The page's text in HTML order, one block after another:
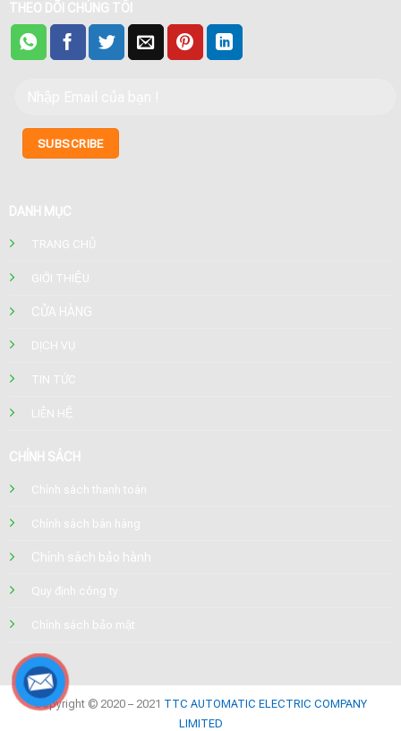
THEO DÕI CHÚNG TÔI
DANH MỤC
TRANG CHỦ
GIỚI THIỆU
CỬA HÀNG
DỊCH VỤ
TIN TỨC
LIÊN HỆ
CHÍNH SÁCH
Chính sách thanh toán
Chính sách bán hàng
Chính sách bảo hành
Quy định công ty
Chính sách bảo mật
Copyright © 2020 – 2021 TTC AUTOMATIC ELECTRIC COMPANY
LIMITED